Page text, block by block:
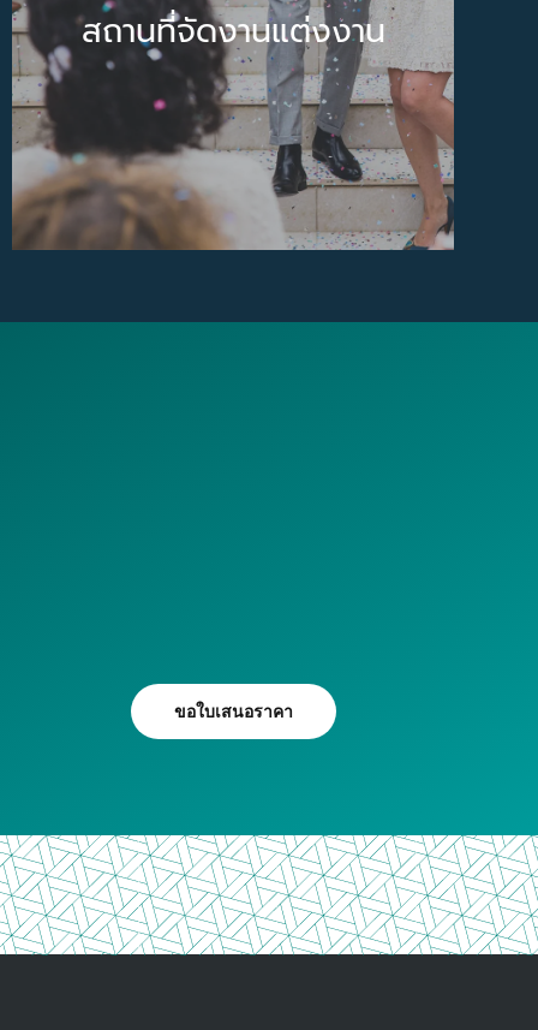
สถานที่จัดงานแต่งงาน
สถานที่จัดงานและแพคเกจที่หลายหลาย
พร้อมที่จะเนรมิตวันสำคัญของคุณให้กลาย
เป็นจริงด้วยงบประมาณที่สามารถกำหนด
เองได้
รายละเอียด
ขอใบเสนอราคา